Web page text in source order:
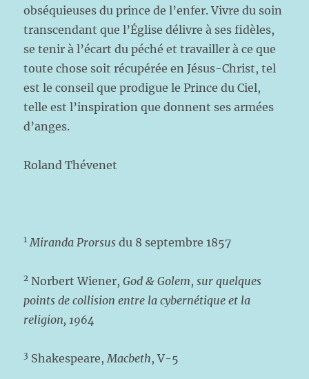
obséquieuses du prince de l’enfer. Vivre du soin
transcendant que l’Église délivre à ses fidèles,
se tenir à l’écart du péché et travailler à ce que
toute chose soit récupérée en Jésus-Christ, tel
est le conseil que prodigue le Prince du Ciel,
telle est l’inspiration que donnent ses armées
d’anges.
Roland Thévenet
1 Miranda Prorsus du 8 septembre 1857
2 Norbert Wiener,God & Golem,sur quelques
points de collision entre la cybernétique et la
religion, 1964
3 Shakespeare,Macbeth, V-5